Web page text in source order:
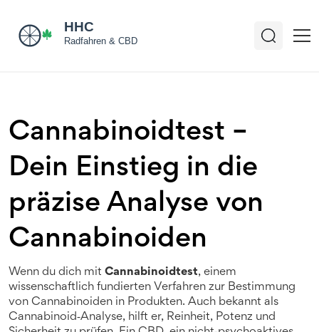
Cannabinoidtest –
Dein Einstieg in die
präzise Analyse von
Cannabinoiden
Wenn du dich mit Cannabinoidtest, einem
wissenschaftlich fundierten Verfahren zur Bestimmung
von Cannabinoiden in Produkten. Auch bekannt als
Cannabinoid‑Analyse, hilft er, Reinheit, Potenz und